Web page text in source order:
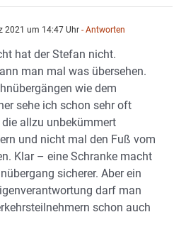
2021 um 14:47 Uhr - Antworten
hat der Stefan nicht.
man mal was übersehen.
wie dem
sehe ich schon sehr oft
die allzu unbekümmert
und nicht mal den Fuß vom
Klar – eine Schranke macht
sicherer. Aber ein
darf man
schon auch